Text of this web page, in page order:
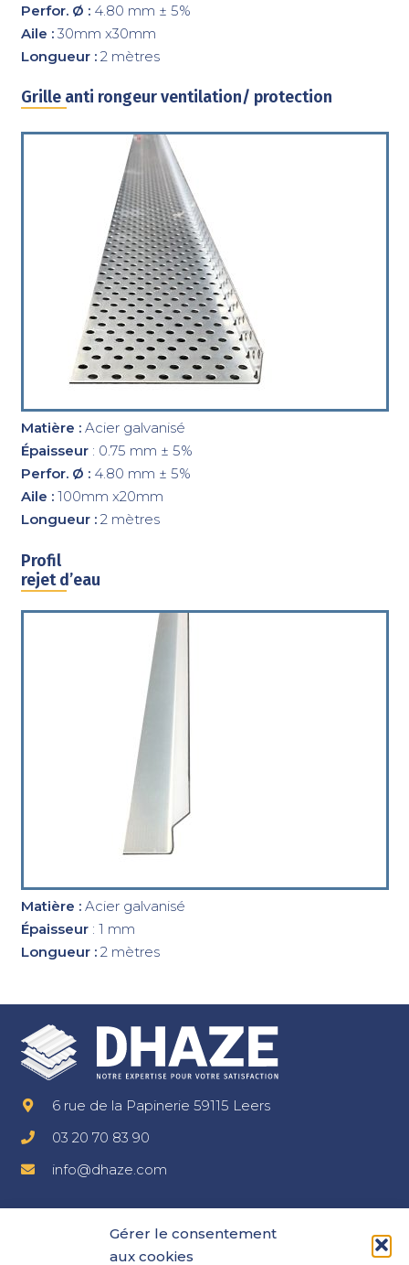
Gérer le consentement
aux cookies
Perfor. Ø :4.80 mm ± 5%
Aile :30mm x30mm
Longueur :2 mètres
Grille anti rongeur ventilation/ protection
Matière :Acier galvanisé
Épaisseur: 0.75 mm ± 5%
Perfor. Ø :4.80 mm ± 5%
Aile :100mm x20mm
Longueur :2 mètres
Profil
rejet d’eau
Matière :Acier galvanisé
Épaisseur: 1 mm
Longueur :2 mètres
6 rue de la Papinerie 59115 Leers
03 20 70 83 90
info@dhaze.com
Mentions légales